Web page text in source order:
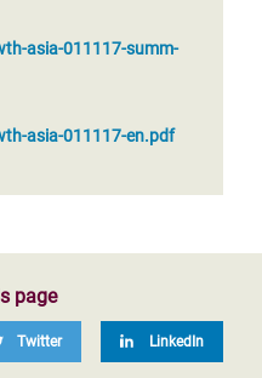
asia-011117-summ-
asia-011117-en.pdf
page
Twitter LinkedIn